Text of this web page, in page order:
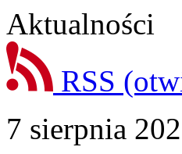
Aktualności
RSS
7 sierpnia